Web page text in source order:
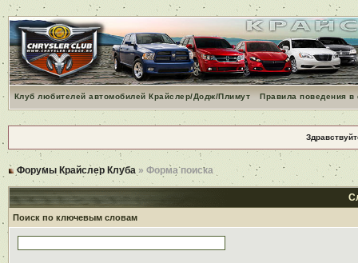
Клуб любителей автомобилей Крайслер/Додж/Плимут Правила поведения
Форумы Крайслер Клуба » Форма поиска
Поиск по ключевым словам